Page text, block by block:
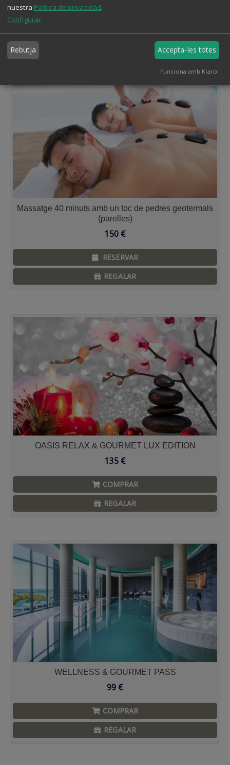
Servicios relacionados
Massatge 40 minuts amb un toc de pedres geotermals
(parelles)
150€
RESERVAR
REGALAR
OASIS RELAX & GOURMET LUX EDITION
135€
COMPRAR
REGALAR
WELLNESS & GOURMET PASS
99 €
COMPRAR
REGALAR
nuestra Política de privacidad.
Configurar
Rebutja Accepta-les totes
Funciona amb Klaro!